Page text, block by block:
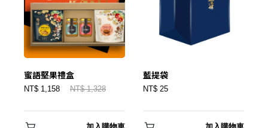
蜜語堅果禮盒
NT$ 1,158 NT$ 1,328
藍提袋
NT$ 25